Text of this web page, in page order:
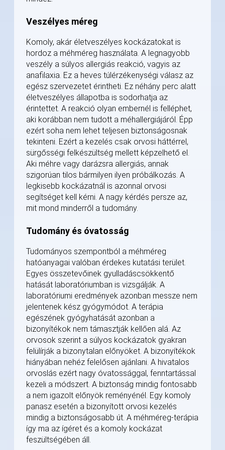
Veszélyes méreg
Komoly, akár életveszélyes kockázatokat is
hordoz a méhméreg használata. A legnagyobb
veszély a súlyos allergiás reakció, vagyis az
anafilaxia. Ez a heves túlérzékenységi válasz az
egész szervezetet érintheti. Ez néhány perc alatt
életveszélyes állapotba is sodorhatja az
érintettet. A reakció olyan embernél is felléphet,
aki korábban nem tudott a méhallergiájáról. Épp
ezért soha nem lehet teljesen biztonságosnak
tekinteni. Ezért a kezelés csak orvosi háttérrel,
sürgősségi felkészültség mellett képzelhető el.
Aki méhre vagy darázsra allergiás, annak
szigorúan tilos bármilyen ilyen próbálkozás. A
legkisebb kockázatnál is azonnal orvosi
segítséget kell kérni. A nagy kérdés persze az,
mit mond minderről a tudomány.
Tudomány és óvatosság
Tudományos szempontból a méhméreg
hatóanyagai valóban érdekes kutatási terület.
Egyes összetevőinek gyulladáscsökkentő
hatását laboratóriumban is vizsgálják. A
laboratóriumi eredmények azonban messze nem
jelentenek kész gyógymódot. A terápia
egészének gyógyhatását azonban a
bizonyítékok nem támasztják kellően alá. Az
orvosok szerint a súlyos kockázatok gyakran
felülírják a bizonytalan előnyöket. A bizonyítékok
hiányában nehéz felelősen ajánlani. A hivatalos
orvoslás ezért nagy óvatossággal, fenntartással
kezeli a módszert. A biztonság mindig fontosabb
a nem igazolt előnyök reményénél. Egy komoly
panasz esetén a bizonyított orvosi kezelés
mindig a biztonságosabb út. A méhméreg-terápia
így ma az ígéret és a komoly kockázat
feszültségében áll.